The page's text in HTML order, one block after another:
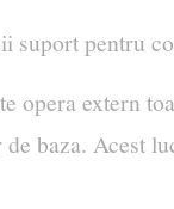
suport pentru
opera extern
baza. Acest